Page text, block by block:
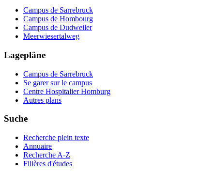
Campus de Sarrebruck
Campus de Hombourg
Campus de Dudweiler
Meerwiesertalweg
Lagepläne
Campus de Sarrebruck
Se garer sur le campus
Centre Hospitalier Homburg
Autres plans
Suche
Recherche plein texte
Annuaire
Recherche A-Z
Filières d'études